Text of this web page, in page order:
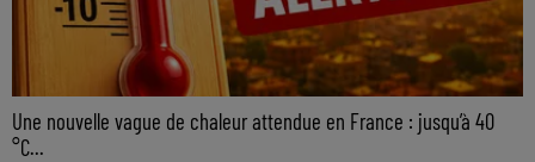
Une nouvelle vague de chaleur attendue en France : jusqu’à 40
°C...